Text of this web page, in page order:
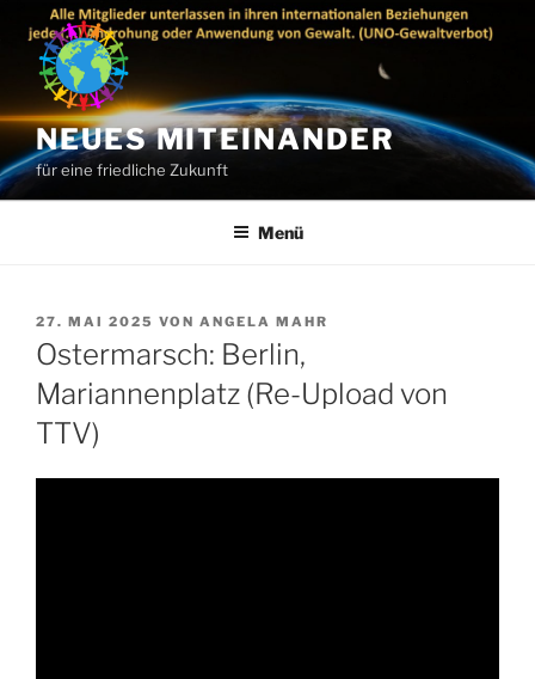
Inhalt
springen
NEUES MITEINANDER
für eine friedliche Zukunft
Menü
VERÖFFENTLICHT
AM
27. MAI 2025 VON ANGELA MAHR
Ostermarsch: Berlin,
Mariannenplatz (Re-Upload von
TTV)